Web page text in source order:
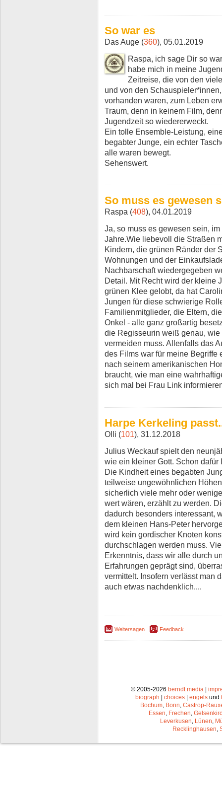
So war es
Das Auge (360), 05.01.2019
Raspa, ich sage Dir so
habe mich in meine
Zeitreise, die von den
und von den
vorhanden waren, zum Leben
Traum, denn in keinem Film,
Jugendzeit so wiedererweckt.
Ein tolle Ensemble-Leistung,
begabter Junge, ein echter
alle waren bewegt.
Sehenswert.
So muss es gewesen
Raspa (408), 04.01.2019
Ja, so muss es gewesen sein,
Jahre.Wie liebevoll die Straßen
Kindern, die grünen Ränder der
Wohnungen und der
Nachbarschaft wiedergegeben
Detail. Mit Recht wird der kleine
grünen Klee gelobt, da hat
Jungen für diese schwierige
Familienmitglieder, die Eltern,
Onkel - alle ganz großartig
die Regisseurin weiß genau,
vermeiden muss. Allenfalls das
des Films war für meine Begriffe
nach seinem amerikanischen
braucht, wie man eine
sich mal bei Frau Link
Harpe Kerkeling
Olli (101), 31.12.2018
Julius Weckauf spielt den
wie ein kleiner Gott. Schon
Die Kindheit eines begabten
teilweise ungewöhnlichen
sicherlich viele mehr oder
wert wären, erzählt zu werden.
dadurch besonders interessant,
dem kleinen Hans-Peter
wird kein gordischer Knoten
durchschlagen werden muss.
Erkenntnis, dass wir alle durch
Erfahrungen geprägt sind,
vermittelt. Insofern verlässt man
auch etwas nachdenklich....
Weitersagen Feedback
© 2005-2026 berndt media|
biograph
choices engels und
Bochum, Bonn, Castrop-
Essen, Frechen,
Leverkusen, Lünen,
Recklinghausen,